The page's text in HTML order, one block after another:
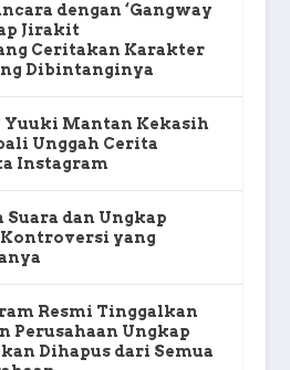
dengan ‘Gangway
Jirakit
Ceritakan Karakter
Dibintanginya
Yuuki Mantan Kekasih
Unggah Cerita
Instagram
Suara dan Ungkap
yang
Resmi Tinggalkan
Perusahaan Ungkap
Dihapus dari Semua